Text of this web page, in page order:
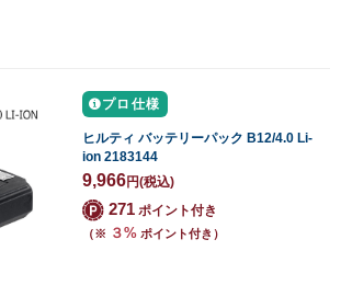
プロ仕様
ヒルティ バッテリーパック B12/4.0 Li-
ion 2183144
9,966円(税込)
271 ポイント付き
（※ ３% ポイント付き）